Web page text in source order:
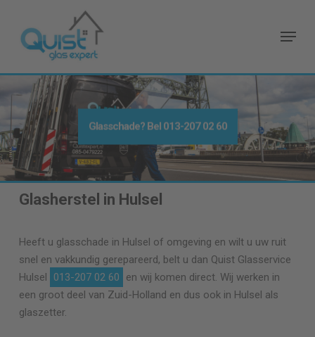
main
Menu
Glasschade? Bel 013-207 02 60
Glasherstel in Hulsel
Heeft u glasschade in Hulsel of omgeving en wilt u uw ruit
snel en vakkundig gerepareerd, belt u dan Quist Glasservice
Hulsel
013-207 02 60
en wij komen direct. Wij werken in
een groot deel van Zuid-Holland en dus ook in Hulsel als
glaszetter.